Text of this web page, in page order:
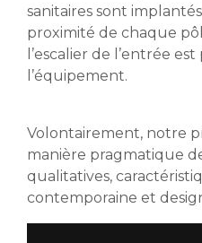
sanitaires sont
proximité de chaque
l’escalier de l’entrée
l’équipement.
Volontairement, notre
manière pragmatique
qualitatives,
contemporaine et